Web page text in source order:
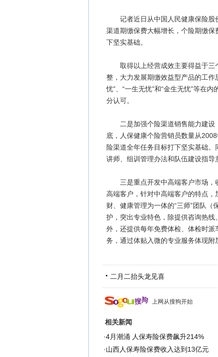
记者近日从中国人民健康保险股
渠道期缴保费大幅增长，个险期缴
下坚实基础。
取得以上经营成效主要得益于三
整，大力发展期缴效益型产品的工
忧”、“一生无忧”和“金生无忧”等在
分认可。
二是加强个险渠道销售能力建设
底，人保健康个险营销员数量从
险渠道全年任务目标打下坚实基础
讲师、组训管理办法和队伍建设指导
三是重点开发中高端客户市场，
高端客户，针对中高端客户的特点
财、健康管理为一体的“三师”团队
护，突出专业特色，除提供咨询热
外，还提供每年免费体检、体检时
务，通过体贴入微的专业服务体现附
二月二抬头龙见喜
上网从搜狗开始
相关新闻
·4月潮涌 人保寿险保费飙升214%
·山西人保寿险保费收入达到13亿元